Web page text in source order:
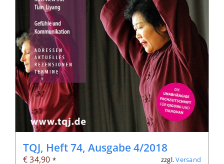
TQJ, Heft 74, Ausgabe 4/2018
€34,90 * zzgl.Versand